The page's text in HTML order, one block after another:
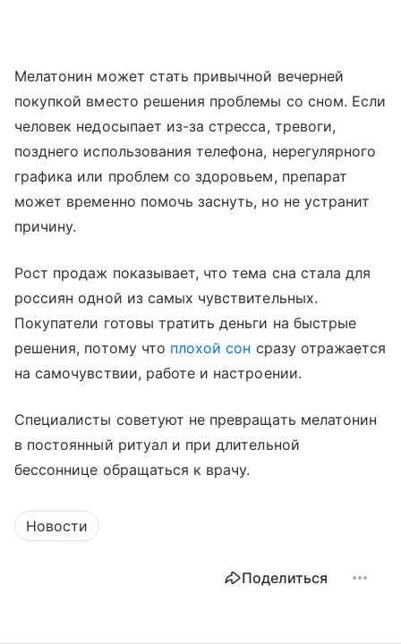
Мелатонин может стать привычной вечерней
покупкой вместо решения проблемы со сном. Если
человек недосыпает из-за стресса, тревоги,
позднего использования телефона, нерегулярного
графика или проблем со здоровьем, препарат
может временно помочь заснуть, но не устранит
причину.
Рост продаж показывает, что тема сна стала для
россиян одной из самых чувствительных.
Покупатели готовы тратить деньги на быстрые
решения, потому что плохой сон сразу отражается
на самочувствии, работе и настроении.
Специалисты советуют не превращать мелатонин
в постоянный ритуал и при длительной
бессоннице обращаться к врачу.
Новости
Поделиться